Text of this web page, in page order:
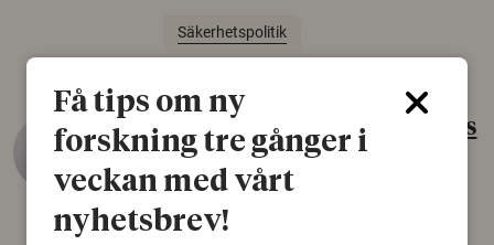
Säkerhetspolitik
Gammalt skinn var Sveriges
äldsta sko
Det som arkeologer länge trodde var en
Få tips om ny
forskning tre gånger i
veckan med vårt
nyhetsbrev!